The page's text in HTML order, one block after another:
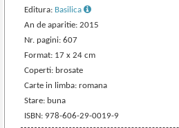
Editura: Basilica
An de aparitie: 2015
Nr. pagini: 607
Format: 17 x 24 cm
Coperti: brosate
Carte in limba: romana
Stare: buna
ISBN: 978-606-29-0019-9